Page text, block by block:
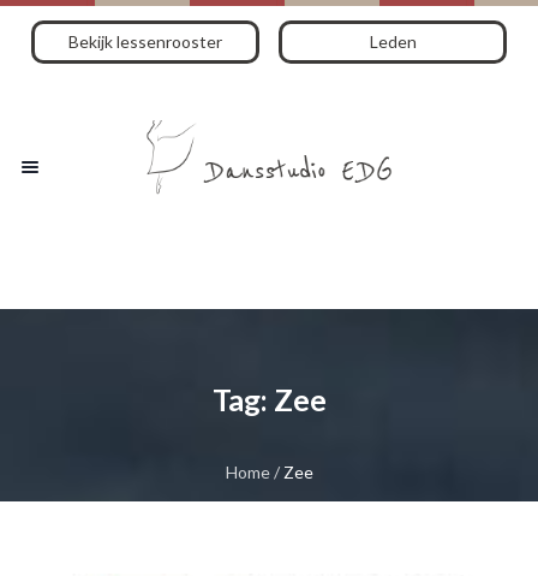
Bekijk lessenrooster Leden
Tag: Zee
Home / Zee